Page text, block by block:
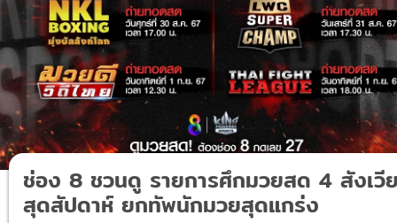
ช่อง 8 ชวนดู รายการศึกมวยสด 4 สังเวี
สุดสัปดาห์ ยกทัพนักมวยสุดแกร่ง